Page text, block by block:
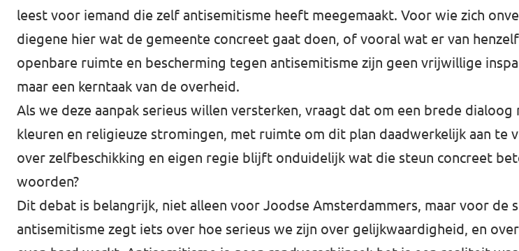
leest voor iemand die zelf antisemitisme heeft meegemaakt. Voor wie zich
diegene hier wat de gemeente concreet gaat doen, of vooral wat er van
openbare ruimte en bescherming tegen antisemitisme zijn geen vrijwillige
maar een kerntaak van de overheid.
Als we deze aanpak serieus willen versterken, vraagt dat om een brede
kleuren en religieuze stromingen, met ruimte om dit plan daadwerkelijk aan
over zelfbeschikking en eigen regie blijft onduidelijk wat die steun concreet
woorden?
Dit debat is belangrijk, niet alleen voor Joodse Amsterdammers, maar voor de
antisemitisme zegt iets over hoe serieus we zijn over gelijkwaardigheid, en